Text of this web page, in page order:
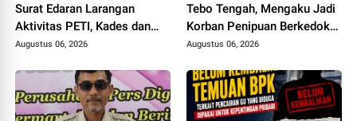
Surat Edaran Larangan
Aktivitas PETI, Kades dan
Perangkat Desa Yang
Augustus 06, 2026
Tebo Tengah, Mengaku Jadi
Korban Penipuan Berkedok
Pemesanan Racun Tikus
Augustus 06, 2026